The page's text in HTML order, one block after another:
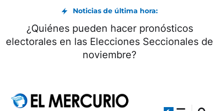
Noticias de última hora:
¿Quiénes pueden hacer pronósticos
electorales en las Elecciones Seccionales de
noviembre?